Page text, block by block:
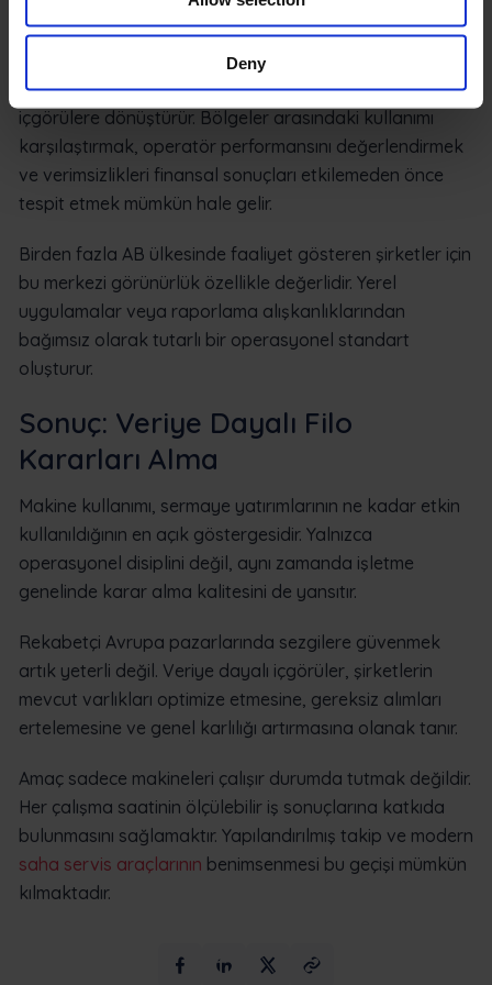
Deny
süresi veya tutarsız kullanım gibi kalıplar tüm filo
genelinde görünür hale gelir.
Analitik katman, ham verileri eyleme geçirilebilir
içgörülere dönüştürür. Bölgeler arasındaki kullanımı
karşılaştırmak, operatör performansını değerlendirmek
ve verimsizlikleri finansal sonuçları etkilemeden önce
tespit etmek mümkün hale gelir.
Birden fazla AB ülkesinde faaliyet gösteren şirketler için
bu merkezi görünürlük özellikle değerlidir. Yerel
uygulamalar veya raporlama alışkanlıklarından
bağımsız olarak tutarlı bir operasyonel standart
oluşturur.
Sonuç: Veriye Dayalı Filo
Kararları Alma
Makine kullanımı, sermaye yatırımlarının ne kadar etkin
kullanıldığının en açık göstergesidir. Yalnızca
operasyonel disiplini değil, aynı zamanda işletme
genelinde karar alma kalitesini de yansıtır.
Rekabetçi Avrupa pazarlarında sezgilere güvenmek
artık yeterli değil. Veriye dayalı içgörüler, şirketlerin
mevcut varlıkları optimize etmesine, gereksiz alımları
ertelemesine ve genel karlılığı artırmasına olanak tanır.
Amaç sadece makineleri çalışır durumda tutmak değildir.
Her çalışma saatinin ölçülebilir iş sonuçlarına katkıda
bulunmasını sağlamaktır. Yapılandırılmış takip ve modern
saha servis araçlarının benimsenmesi bu geçişi mümkün
kılmaktadır.